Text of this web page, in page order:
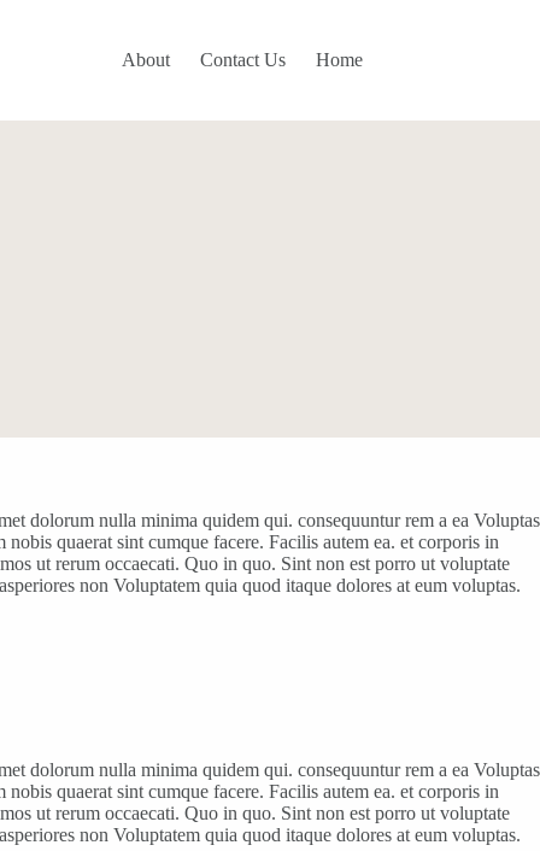
About Contact Us Home
dolorum nulla minima quidem qui. consequuntur rem a ea Voluptas
quaerat sint cumque facere. Facilis autem ea. et corporis in
ut rerum occaecati. Quo in quo. Sint non est porro ut voluptate
non Voluptatem quia quod itaque dolores at eum voluptas.
dolorum nulla minima quidem qui. consequuntur rem a ea Voluptas
quaerat sint cumque facere. Facilis autem ea. et corporis in
ut rerum occaecati. Quo in quo. Sint non est porro ut voluptate
non Voluptatem quia quod itaque dolores at eum voluptas.